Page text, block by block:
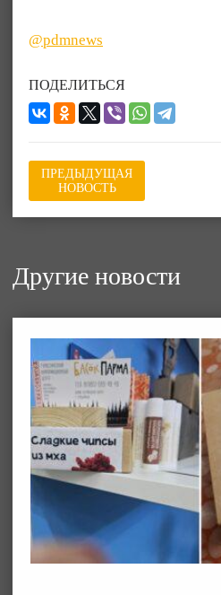
@pdmnews
ПОДЕЛИТЬСЯ
ПРЕДЫДУЩАЯ
НОВОСТЬ
Другие новости